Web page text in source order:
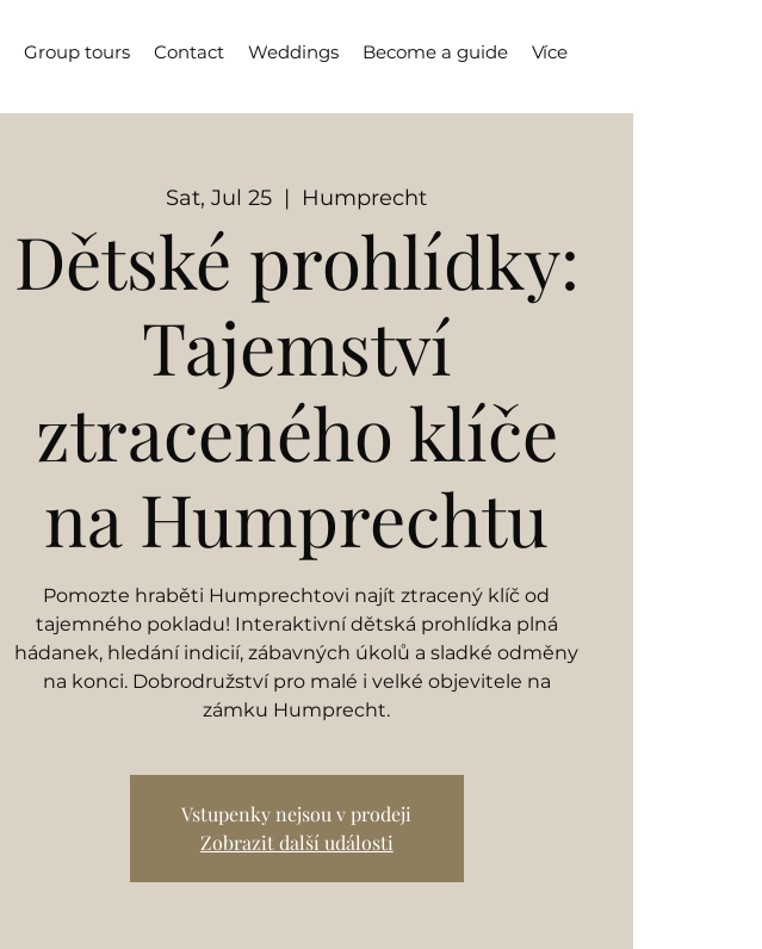
Group tours Contact Weddings Become a guide Více
Sat, Jul 25
  |
Humprecht
Dětské prohlídky:
Tajemství
ztraceného klíče
na Humprechtu
Pomozte hraběti Humprechtovi najít ztracený klíč od
tajemného pokladu! Interaktivní dětská prohlídka plná
hádanek, hledání indicií, zábavných úkolů a sladké odměny
na konci. Dobrodružství pro malé i velké objevitele na
zámku Humprecht.
Vstupenky nejsou v prodeji
Zobrazit další události